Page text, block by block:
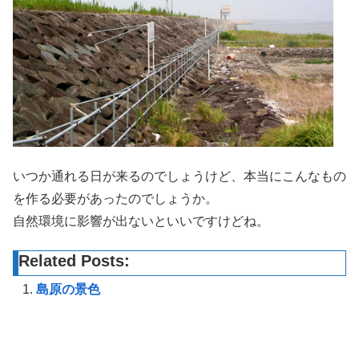
いつか通れる日が来るのでしょうけど、本当にこんなもの
を作る必要があったのでしょうか。
自然環境に影響が出ないといいですけどね。
Related Posts:
島原の景色